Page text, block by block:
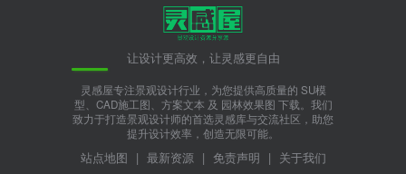
让设计更高效，让灵感更自由
灵感屋专注景观设计行业，为您提供高质量的 SU模
型、CAD施工图、方案文本 及 园林效果图 下载。我们
致力于打造景观设计师的首选灵感库与交流社区，助您
提升设计效率，创造无限可能。
站点地图 | 最新资源 | 免责声明 | 关于我们